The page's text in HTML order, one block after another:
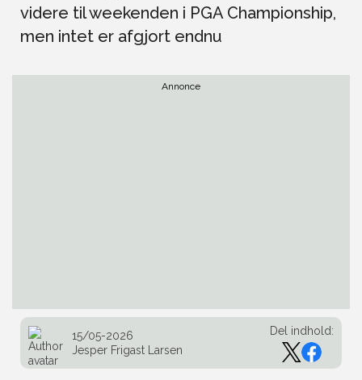
videre til weekenden i PGA Championship,
men intet er afgjort endnu
Annonce
15/05-2026
Jesper Frigast Larsen
Del indhold: